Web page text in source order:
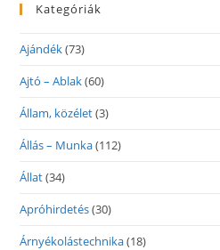
Kategóriák
Ajándék(73)
Ajtó – Ablak(60)
Állam, közélet(3)
Állás – Munka(112)
Állat(34)
Apróhirdetés(30)
Árnyékolástechnika(18)